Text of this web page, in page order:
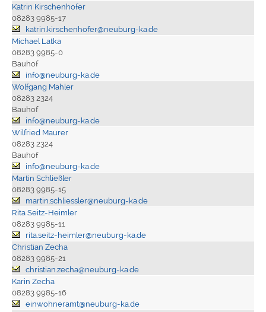
Katrin Kirschenhofer
08283 9985-17
katrin.kirschenhofer@neuburg-ka.de
Michael Latka
08283 9985-0
Bauhof
info@neuburg-ka.de
Wolfgang Mahler
08283 2324
Bauhof
info@neuburg-ka.de
Wilfried Maurer
08283 2324
Bauhof
info@neuburg-ka.de
Martin Schließler
08283 9985-15
martin.schliessler@neuburg-ka.de
Rita Seitz-Heimler
08283 9985-11
rita.seitz-heimler@neuburg-ka.de
Christian Zecha
08283 9985-21
christian.zecha@neuburg-ka.de
Karin Zecha
08283 9985-16
einwohneramt@neuburg-ka.de